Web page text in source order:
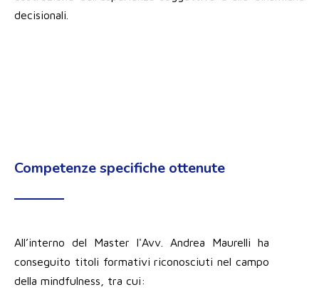
decisionali.
Competenze specifiche ottenute
All’interno del Master l'Avv. Andrea Maurelli ha
conseguito titoli formativi riconosciuti nel campo
della mindfulness, tra cui: